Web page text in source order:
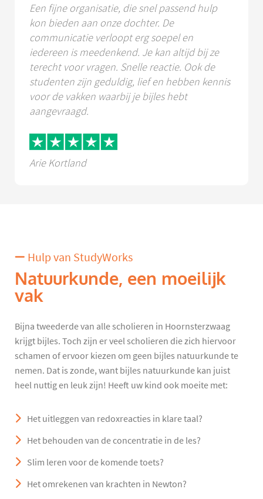
Een fijne organisatie, die snel passend hulp
kon bieden aan onze dochter. De
communicatie verloopt erg soepel en
iedereen is meedenkend. Je kan altijd bij ze
terecht voor vragen. Snelle reactie. Ook de
studenten zijn geduldig, lief en hebben kennis
voor de vakken waarbij je bijles hebt
aangevraagd.
Arie Kortland
Hulp van StudyWorks
Natuurkunde, een moeilijk
vak
Bijna tweederde van alle scholieren in Hoornsterzwaag
krijgt bijles. Toch zijn er veel scholieren die zich hiervoor
schamen of ervoor kiezen om geen bijles natuurkunde te
nemen. Dat is zonde, want bijles natuurkunde kan juist
heel nuttig en leuk zijn! Heeft uw kind ook moeite met:
Het uitleggen van redoxreacties in klare taal?
Het behouden van de concentratie in de les?
Slim leren voor de komende toets?
Het omrekenen van krachten in Newton?